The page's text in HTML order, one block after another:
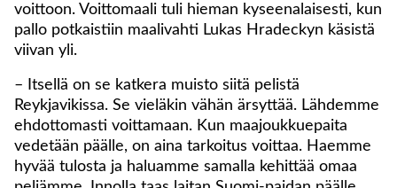
voittoon. Voittomaali tuli hieman kyseenalaisesti, kun
pallo potkaistiin maalivahti Lukas Hradeckyn käsistä
viivan yli.
– Itsellä on se katkera muisto siitä pelistä
Reykjavikissa. Se vieläkin vähän ärsyttää. Lähdemme
ehdottomasti voittamaan. Kun maajoukkuepaita
vedetään päälle, on aina tarkoitus voittaa. Haemme
hyvää tulosta ja haluamme samalla kehittää omaa